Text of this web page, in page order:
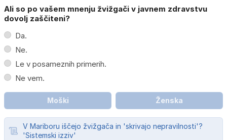
Ali so po vašem mnenju žvižgači v javnem zdravstvu
dovolj zaščiteni?
Da.
Ne.
Le v posameznih primerih.
Ne vem.
Moški Ženska
V Mariboru iščejo žvižgača in 'skrivajo nepravilnosti'?
'Sistemski izziv'